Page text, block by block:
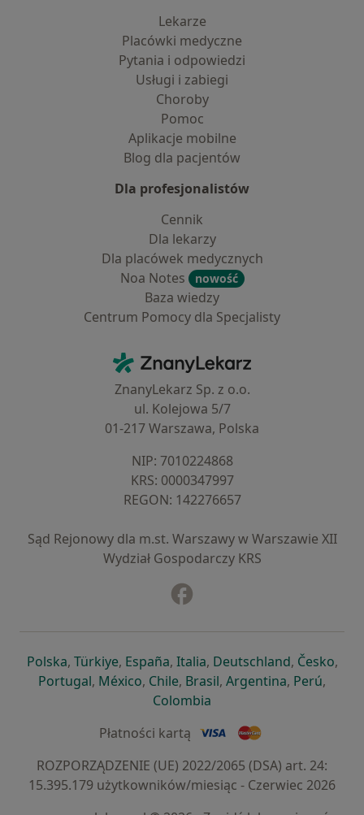
Lekarze
Placówki medyczne
Pytania i odpowiedzi
Usługi i zabiegi
Choroby
Pomoc
Aplikacje mobilne
Blog dla pacjentów
Dla profesjonalistów
Cennik
Dla lekarzy
Dla placówek medycznych
Noa Notes
nowość
Baza wiedzy
Centrum Pomocy dla Specjalisty
ZnanyLekarz - Strona główna
ZnanyLekarz Sp. z o.o.
ul. Kolejowa 5/7
01-217 Warszawa, Polska
NIP: ⁠7010224868
KRS: ⁠0000347997
REGON: ⁠142276657
Sąd Rejonowy dla m.st. Warszawy w Warszawie XII
Wydział Gospodarczy KRS
Polskaotwiera się w nowej karcie
, Türkiyeotwiera się w nowej karcie
, Españaotwiera się w nowej karcie
, Italiaotwiera się w nowej
, Deutschlandotwiera się
, Česko,
Portugalotwiera się w nowej karcie
, Méxicootwiera się w nowej karcie
, Chileotwiera się w nowej karcie
, Brasilotwiera się w nowej
, Argentinaotwiera się
, Perú,
Colombia
Płatności kartą
ROZPORZĄDZENIE (UE) 2022/2065 (DSA) art. 24:
15.395.179 użytkowników/miesiąc - Czerwiec 2026